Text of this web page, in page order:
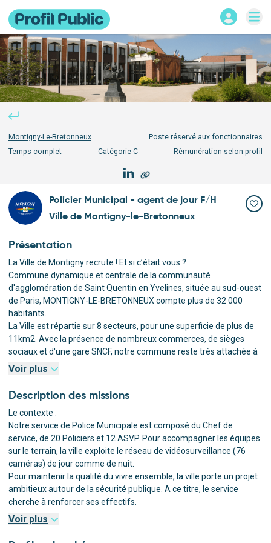
Montigny-Le-Bretonneux
Poste réservé aux fonctionnaires
Temps complet
CatégorieC Rémunération selon profil
Policier Municipal - agent de jour F/H
Ville de Montigny-le-Bretonneux
Présentation
La Ville de Montigny recrute ! Et si c’était vous ?
Commune dynamique et centrale de la communauté
d'agglomération de Saint Quentin en Yvelines, située au sud-ouest
de Paris, MONTIGNY-LE-BRETONNEUX compte plus de 32 000
habitants.
La Ville est répartie sur 8 secteurs, pour une superficie de plus de
11km2. Avec la présence de nombreux commerces, de sièges
sociaux et d'une gare SNCF, notre commune reste très attachée à
son environnement, en veillant à son cadre et à la qualité de vie qui
y règne.
La Ville a par ailleurs à cœur de recruter et d’accompagner son
personnel grâce à une politique RH de développement des
compétences par la formation, la mobilité et l’évolution
professionnelle.
Découvrez notre environnement de travail
Voir plus
Description des missions
Le contexte :
Notre service de Police Municipale est composé du Chef de
service, de 20 Policiers et 12 ASVP. Pour accompagner les équipes
sur le terrain, la ville exploite le réseau de vidéosurveillance (76
caméras) de jour comme de nuit.
Pour maintenir la qualité du vivre ensemble, la ville porte un projet
ambitieux autour de la sécurité publique. A ce titre, le service
cherche à renforcer ses effectifs.
Vos missions :
Sous la responsabilité du Chef du service de Police municipale,
vous intégrez une équipe de 20 policiers constituant les 4 brigades
Voir plus